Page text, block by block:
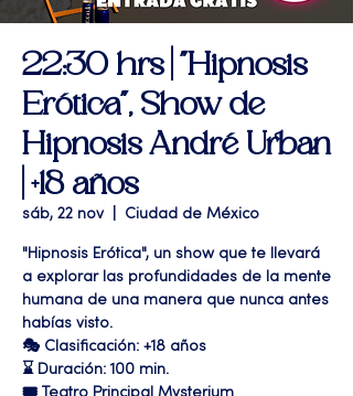
22:30 hrs | "Hipnosis
Erótica", Show de
Hipnosis André Urban
| +18 años
sáb, 22 nov
  |
Ciudad de México
"Hipnosis Erótica", un show que te llevará
a explorar las profundidades de la mente
humana de una manera que nunca antes
habías visto.
🎭 Clasificación: +18 años
⌛ Duración: 100 min.